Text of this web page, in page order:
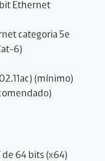
Ethernet
categoria 5e
6)
(mínimo)
de 64 bits (x64)